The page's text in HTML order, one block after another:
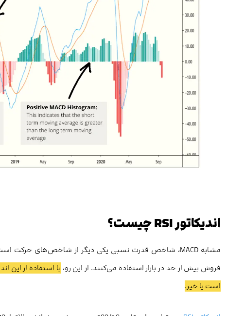
اندیکاتور RSI چیست؟
فروش بیش از حد در بازار استفاده می‌کنند. از این رو، با استفاده از این
است یا خیر.